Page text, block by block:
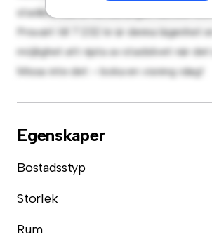
stadens bästa restauranger, butiker
Prisvärt till 7 232 kr är denna lägenhet
möjlighet att njuta av stadslivet när det
Missa inte det – boka en visning idag!
Egenskaper
Bostadsstyp
Storlek
Rum